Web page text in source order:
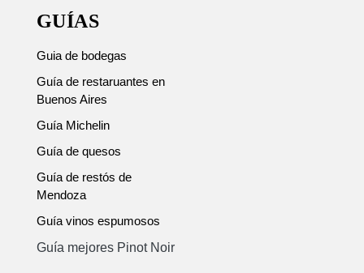
GUÍAS
Guia de bodegas
Guía de restaruantes en
Buenos Aires
Guía Michelin
Guía de quesos
Guía de restós de
Mendoza
Guía vinos espumosos
Guía mejores Pinot Noir